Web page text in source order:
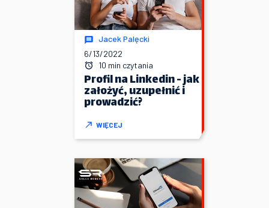
Jacek Palęcki
6/13/2022
10 min czytania
Profil na Linkedin - jak
założyć, uzupełnić i
prowadzić?
WIĘCEJ